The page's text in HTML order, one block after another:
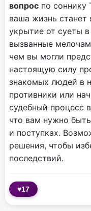
вопрос по соннику
ваша жизнь станет
укрытие от суеты
вызванные
чем вы могли
настоящую силу
знакомых людей в
противники или
судебный процесс
что вам нужно
и поступках.
решения, чтобы
последствий.
♥17